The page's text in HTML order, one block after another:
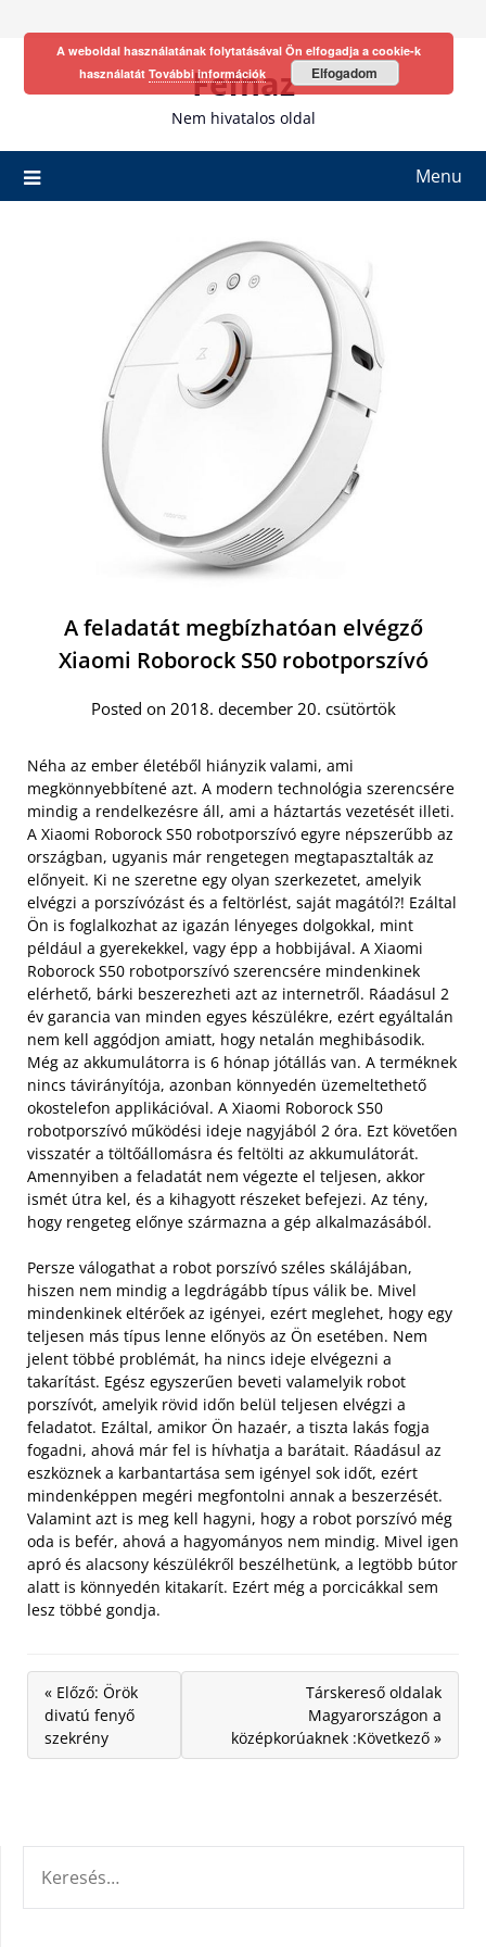
Fefhaz
Nem hivatalos oldal
Menu
A feladatát megbízhatóan elvégző
Xiaomi Roborock S50 robotporszívó
Posted on 2018. december 20. csütörtök
Néha az ember életéből hiányzik valami, ami
megkönnyebbítené azt. A modern technológia szerencsére
mindig a rendelkezésre áll, ami a háztartás vezetését illeti.
A Xiaomi Roborock S50 robotporszívó egyre népszerűbb az
országban, ugyanis már rengetegen megtapasztalták az
előnyeit. Ki ne szeretne egy olyan szerkezetet, amelyik
elvégzi a porszívózást és a feltörlést, saját magától?! Ezáltal
Ön is foglalkozhat az igazán lényeges dolgokkal, mint
például a gyerekekkel, vagy épp a hobbijával. A Xiaomi
Roborock S50 robotporszívó szerencsére mindenkinek
elérhető, bárki beszerezheti azt az internetről. Ráadásul 2
év garancia van minden egyes készülékre, ezért egyáltalán
nem kell aggódjon amiatt, hogy netalán meghibásodik.
Még az akkumulátorra is 6 hónap jótállás van. A terméknek
nincs távirányítója, azonban könnyedén üzemeltethető
okostelefon applikációval. A Xiaomi Roborock S50
robotporszívó működési ideje nagyjából 2 óra. Ezt követően
visszatér a töltőállomásra és feltölti az akkumulátorát.
Amennyiben a feladatát nem végezte el teljesen, akkor
ismét útra kel, és a kihagyott részeket befejezi. Az tény,
hogy rengeteg előnye származna a gép alkalmazásából.
Persze válogathat a robot porszívó széles skálájában,
hiszen nem mindig a legdrágább típus válik be. Mivel
mindenkinek eltérőek az igényei, ezért meglehet, hogy egy
teljesen más típus lenne előnyös az Ön esetében. Nem
jelent többé problémát, ha nincs ideje elvégezni a
takarítást. Egész egyszerűen beveti valamelyik robot
porszívót, amelyik rövid időn belül teljesen elvégzi a
feladatot. Ezáltal, amikor Ön hazaér, a tiszta lakás fogja
fogadni, ahová már fel is hívhatja a barátait. Ráadásul az
eszköznek a karbantartása sem igényel sok időt, ezért
mindenképpen megéri megfontolni annak a beszerzését.
Valamint azt is meg kell hagyni, hogy a robot porszívó még
oda is befér, ahová a hagyományos nem mindig. Mivel igen
apró és alacsony készülékről beszélhetünk, a legtöbb bútor
alatt is könnyedén kitakarít. Ezért még a porcicákkal sem
lesz többé gondja.
« Előző: Örök
divatú fenyő
szekrény
Társkereső oldalak
Magyarországon a
középkorúaknek :Következő »
A weboldal használatának folytatásával Ön elfogadja a cookie-k
használatát További információk Elfogadom